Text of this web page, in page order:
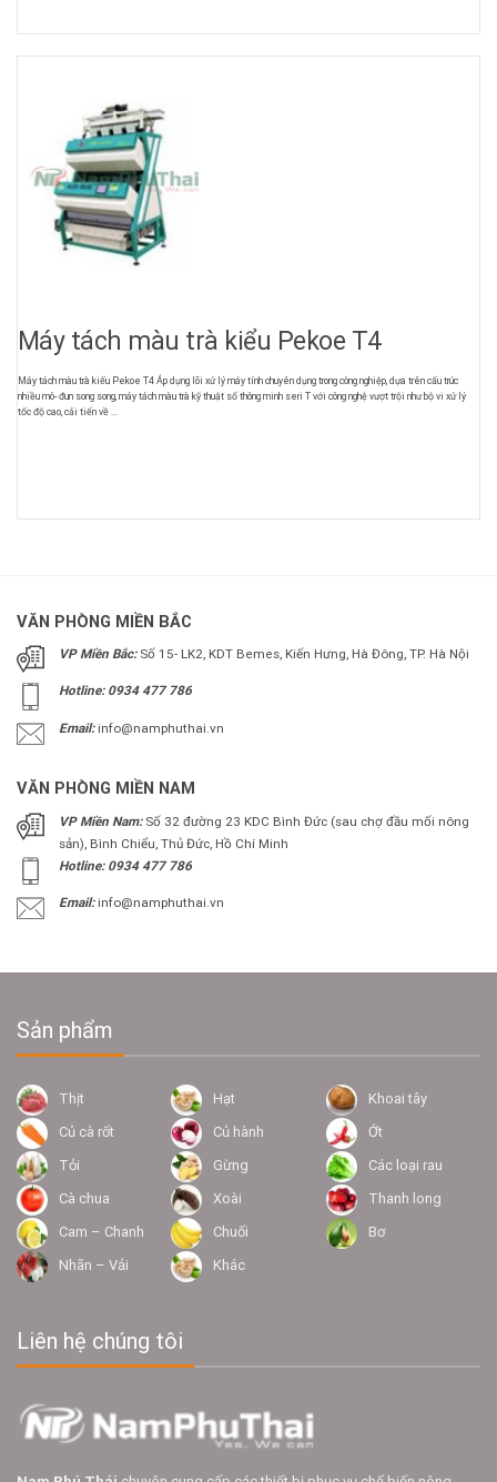
Máy tách màu trà kiểu Pekoe T4
Máy tách màu trà kiểu Pekoe T4 Áp dụng lõi xử lý máy tính chuyên dụng trong công nghiệp, dựa trên cấu trúc
nhiều mô- đun song song, máy tách màu trà kỹ thuật số thông minh seri T với công nghệ vượt trội như bộ vi xử lý
tốc độ cao, cải tiến về ...
VĂN PHÒNG MIỀN BẮC
VP Miền Bắc:Số 15- LK2, KDT Bemes, Kiến Hưng, Hà Đông, TP. Hà Nội
Hotline: 0934 477 786
Email: info@namphuthai.vn
VĂN PHÒNG MIỀN NAM
VP Miền Nam:Số 32 đường 23 KDC Bình Đức (sau chợ đầu mối nông
sản), Bình Chiểu, Thủ Đức, Hồ Chí Minh
Hotline: 0934 477 786
Email:info@namphuthai.vn
Sản phẩm
Thịt Hạt
Khoai tây
Củ cà rốt
Củ hành
Ớt
Tỏi
Gừng
Các loại rau
Cà chua
Xoài
Thanh long
Cam – Chanh
Chuối
Bơ
Nhãn – Vải
Khác
Liên hệ chúng tôi